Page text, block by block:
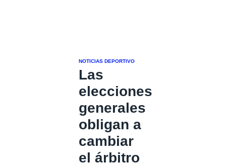
NOTICIAS DEPORTIVO
Las
elecciones
generales
obligan a
cambiar
el árbitro